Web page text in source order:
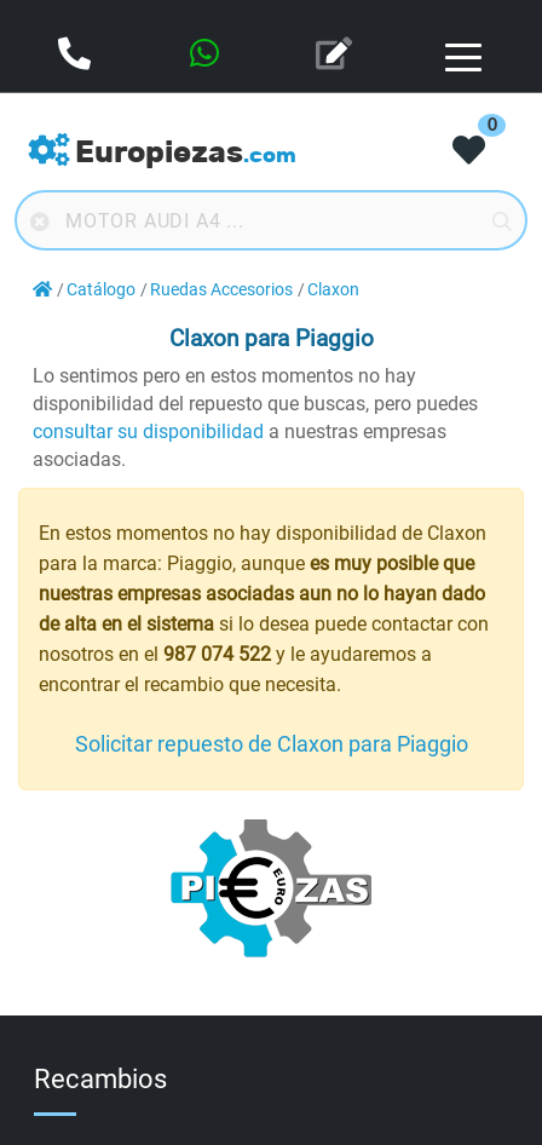
Europiezas.com
0
Catálogo Ruedas Accesorios Claxon
Claxonpara Piaggio
Lo sentimos pero en estos momentos no hay
disponibilidad del repuesto que buscas, pero puedes
consultar su disponibilidad a nuestras empresas
asociadas.
En estos momentos no hay disponibilidad de Claxon
para la marca: Piaggio, aunque es muy posible que
nuestras empresas asociadas aun no lo hayan dado
de alta en el sistema si lo desea puede contactar con
nosotros en el 987 074 522 y le ayudaremos a
encontrar el recambio que necesita.
Solicitar repuesto de Claxon para Piaggio
Recambios